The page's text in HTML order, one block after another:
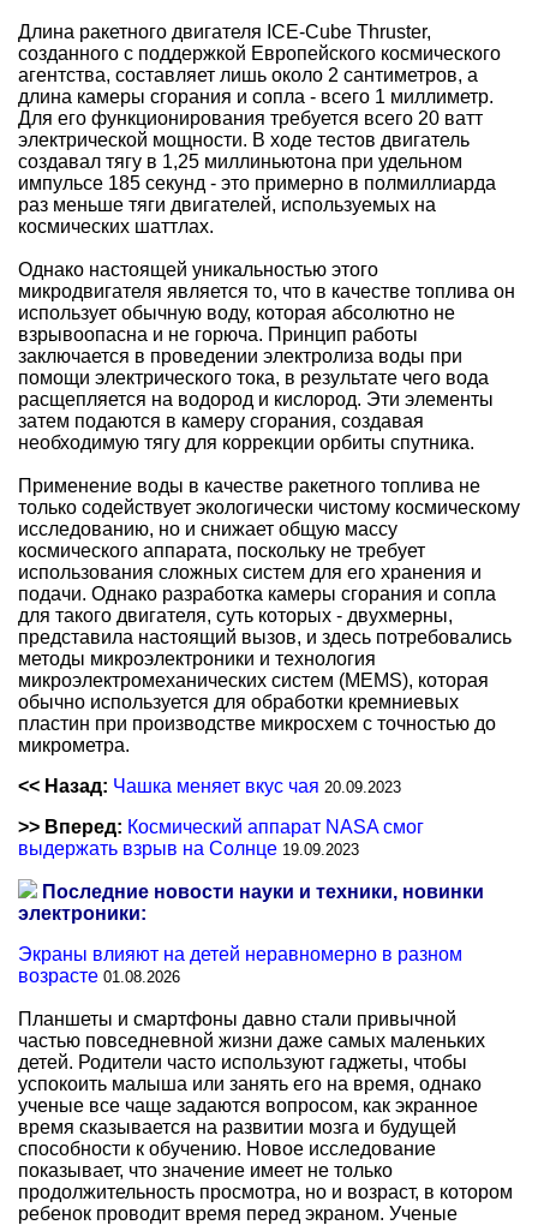
Длина ракетного двигателя ICE-Cube Thruster,
созданного с поддержкой Европейского космического
агентства, составляет лишь около 2 сантиметров, а
длина камеры сгорания и сопла - всего 1 миллиметр.
Для его функционирования требуется всего 20 ватт
электрической мощности. В ходе тестов двигатель
создавал тягу в 1,25 миллиньютона при удельном
импульсе 185 секунд - это примерно в полмиллиарда
раз меньше тяги двигателей, используемых на
космических шаттлах.
Однако настоящей уникальностью этого
микродвигателя является то, что в качестве топлива он
использует обычную воду, которая абсолютно не
взрывоопасна и не горюча. Принцип работы
заключается в проведении электролиза воды при
помощи электрического тока, в результате чего вода
расщепляется на водород и кислород. Эти элементы
затем подаются в камеру сгорания, создавая
необходимую тягу для коррекции орбиты спутника.
Применение воды в качестве ракетного топлива не
только содействует экологически чистому космическому
исследованию, но и снижает общую массу
космического аппарата, поскольку не требует
использования сложных систем для его хранения и
подачи. Однако разработка камеры сгорания и сопла
для такого двигателя, суть которых - двухмерны,
представила настоящий вызов, и здесь потребовались
методы микроэлектроники и технология
микроэлектромеханических систем (MEMS), которая
обычно используется для обработки кремниевых
пластин при производстве микросхем с точностью до
микрометра.
<< Назад: Чашка меняет вкус чая 20.09.2023
>> Вперед: Космический аппарат NASA смог
выдержать взрыв на Солнце 19.09.2023
Последние новости науки и техники, новинки
электроники:
Экраны влияют на детей неравномерно в разном
возрасте 01.08.2026
Планшеты и смартфоны давно стали привычной
частью повседневной жизни даже самых маленьких
детей. Родители часто используют гаджеты, чтобы
успокоить малыша или занять его на время, однако
ученые все чаще задаются вопросом, как экранное
время сказывается на развитии мозга и будущей
способности к обучению. Новое исследование
показывает, что значение имеет не только
продолжительность просмотра, но и возраст, в котором
ребенок проводит время перед экраном. Ученые